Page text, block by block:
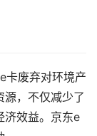
卡废弃对环境产
源，不仅减少了
济效益。京东e